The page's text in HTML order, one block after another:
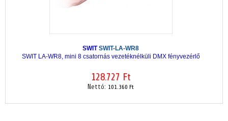
SWITSWIT-LA-WR8
SWIT LA-WR8, mini 8 csatornás vezetéknélküli DMX fényvezérlő
128.727 Ft
Nettó: 101.360 Ft